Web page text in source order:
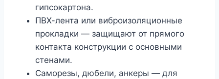
гипсокартона.
ПВХ-лента или виброизоляционные
прокладки — защищают от прямого
контакта конструкции с основными
стенами.
Саморезы, дюбели, анкеры — для